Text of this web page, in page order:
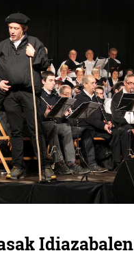
Idiazabalen